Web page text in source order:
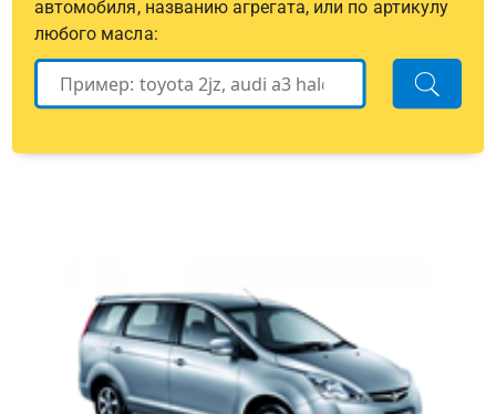
автомобиля, названию агрегата, или по артикулу
любого масла: